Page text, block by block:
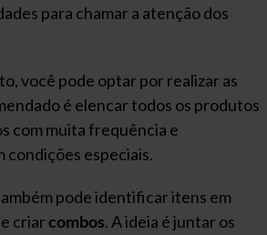
para chamar a atenção dos
você pode optar por realizar as
é elencar todos os produtos
com muita frequência e
condições especiais.
pode identificar itens em
criarcombos. A ideia é juntar os